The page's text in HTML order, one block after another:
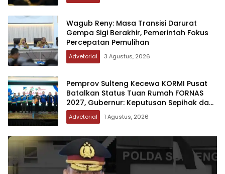
Wagub Reny: Masa Transisi Darurat
Gempa Sigi Berakhir, Pemerintah Fokus
Percepatan Pemulihan
Advetorial 3 Agustus, 2026
Pemprov Sulteng Kecewa KORMI Pusat
Batalkan Status Tuan Rumah FORNAS
2027, Gubernur: Keputusan Sepihak dan
Tanpa Koordinasi
Advetorial 1 Agustus, 2026